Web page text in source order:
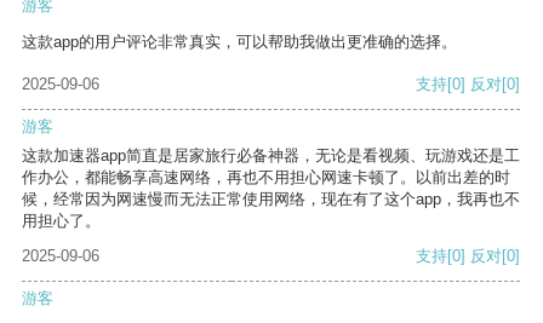
游客
这款app的用户评论非常真实，可以帮助我做出更准确的选择。
2025-09-06 支持[0] 反对[0]
游客
这款加速器app简直是居家旅行必备神器，无论是看视频、玩游戏还是工
作办公，都能畅享高速网络，再也不用担心网速卡顿了。以前出差的时
候，经常因为网速慢而无法正常使用网络，现在有了这个app，我再也不
用担心了。
2025-09-06
支持[0] 反对[0]
游客